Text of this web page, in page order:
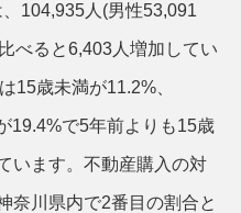
104,935人(男性53,091
べると6,403人増加してい
15歳未満が11.2%、
19.4%で5年前よりも15歳
います。不動産購入の対
奈川県内で2番目の割合と